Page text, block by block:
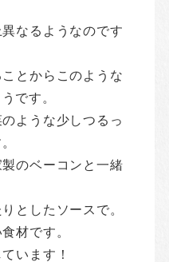
なるようなのです
とからこのような
です。
ような少しつるっ
のベーコンと一緒
としたソースで。
材です。
います！